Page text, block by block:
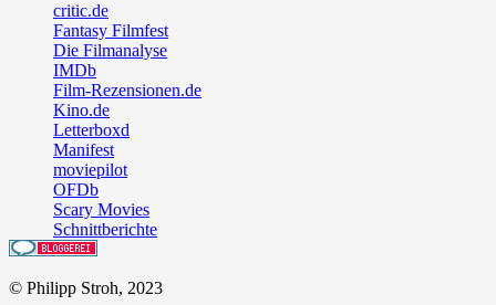
critic.de
Fantasy Filmfest
Die Filmanalyse
IMDb
Film-Rezensionen.de
Kino.de
Letterboxd
Manifest
moviepilot
OFDb
Scary Movies
Schnittberichte
© Philipp Stroh, 2023